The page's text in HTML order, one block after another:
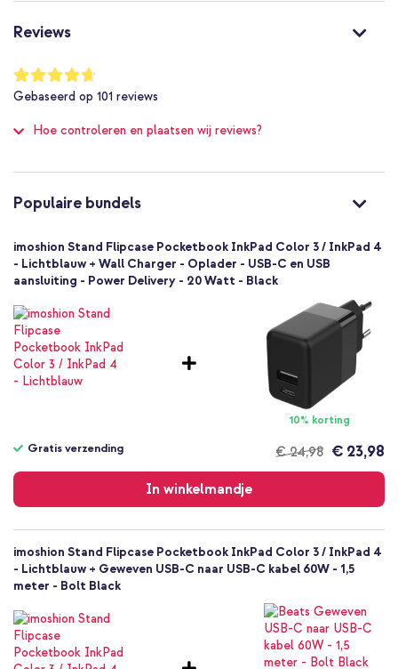
Nee
8721064027841
SH00077918
Kunstleer
Geen
Nee
Volledige bescherming
Reviews
Waardering:
93
%
of
Gebaseerd op 101 reviews
Hoe controleren en plaatsen wij reviews?
Populaire bundels
imoshion Stand Flipcase Pocketbook InkPad Color 3 / InkPad 4
- Lichtblauw + Wall Charger - Oplader - USB-C en USB
aansluiting - Power Delivery - 20 Watt - Black
10% korting
€ 24,98
Gratis verzending € 23,98
In winkelmandje
verzending
imoshion Stand Flipcase Pocketbook InkPad Color 3 / InkPad 4
- Lichtblauw + Geweven USB-C naar USB-C kabel 60W - 1,5
meter - Bolt Black